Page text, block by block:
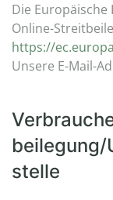
Die
Online-
https://
Unsere E-Mail-
stelle